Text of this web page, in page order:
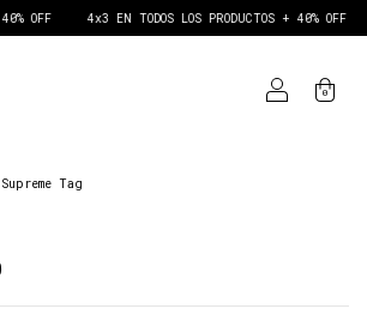
TODOS LOS PRODUCTOS + 40% OFF 4x3 EN TODOS
0
Supreme Tag